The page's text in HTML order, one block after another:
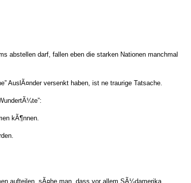
abstellen darf, fallen eben die starken Nationen manchmal
AuslÃ¤nder versenkt haben, ist ne traurige Tatsache.
kÃ¶nnen.
aufteilen, sÃ¤he man, dass vor allem SÃ¼damerika